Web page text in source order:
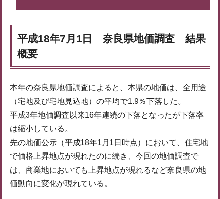
平成18年7月1日 奈良県地価調査 結果
概要
本年の奈良県地価調査によると、本県の地価は、全用途
（宅地及び宅地見込地）の平均で1.9％下落した。
平成3年地価調査以来16年連続の下落となったが下落率
は縮小している。
先の地価公示（平成18年1月1日時点）において、住宅地
で価格上昇地点が現れたのに続き、今回の地価調査で
は、商業地においても上昇地点が現れるなど奈良県の地
価動向に変化が現れている。